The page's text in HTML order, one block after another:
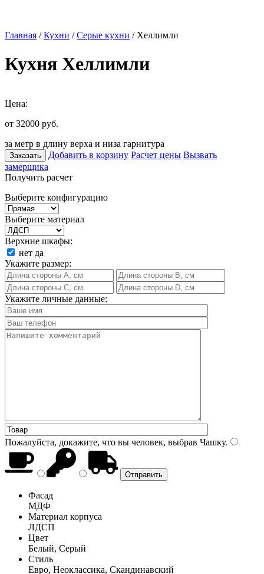
Главная /Кухни /Серые кухни / Хеллимли
Кухня Хеллимли
Цена:
от 32000 руб.
за метр в длину верха и низа гарнитура
Заказать Добавить в корзину Расчет цены Вызвать
замерщика
Получить расчет
Выберите конфигурацию
Выберите материал
Верхние шкафы:
нет да
Укажите размер:
Укажите личные данные:
Пожалуйста, докажите, что вы человек, выбрав Чашку.
Фасад
МДФ
Материал корпуса
ЛДСП
Цвет
Белый, Серый
Стиль
Евро, Неоклассика, Скандинавский